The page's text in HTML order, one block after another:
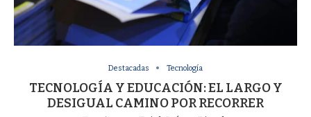
Destacadas Tecnología
TECNOLOGÍA Y EDUCACIÓN: EL LARGO Y
DESIGUAL CAMINO POR RECORRER